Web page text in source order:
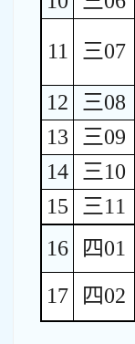
11 三07
12 三08
13 三09
14 三10
15 三11
16 四01
17
四02